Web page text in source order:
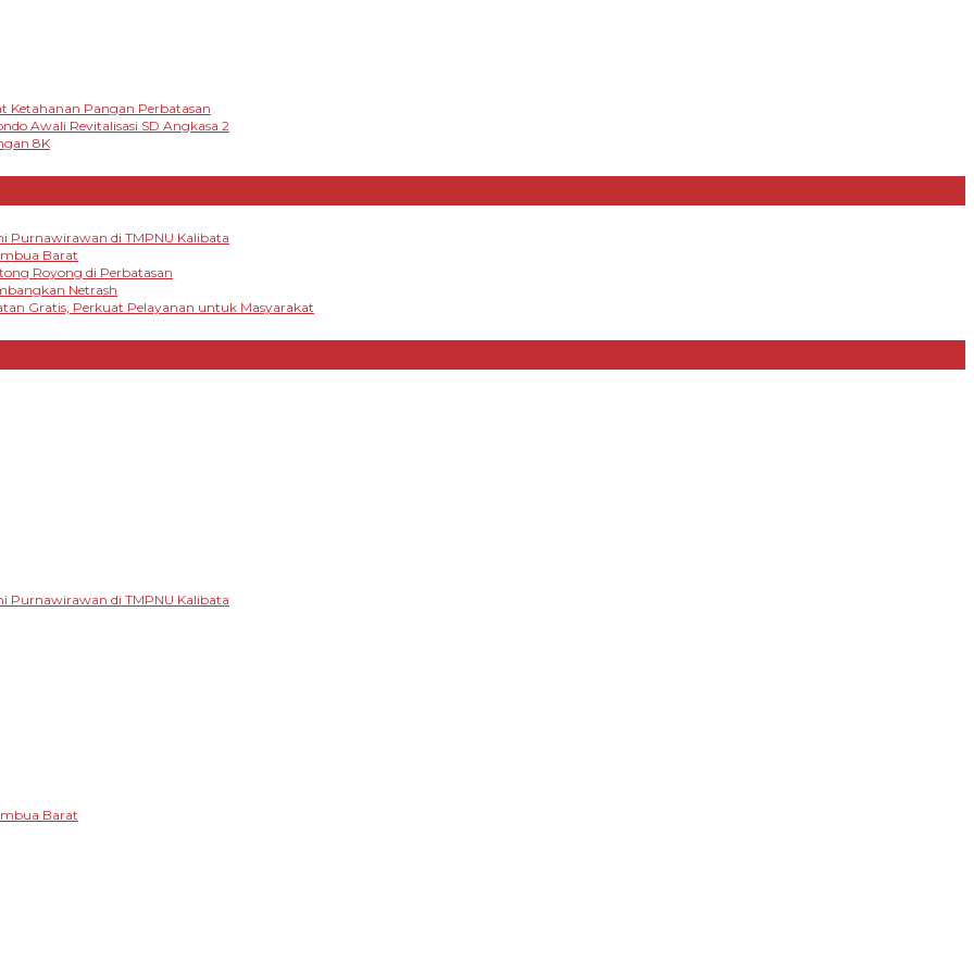
Ketahanan Pangan Perbatasan
Awali Revitalisasi SD Angkasa 2
8K
Purnawirawan di TMPNU Kalibata
Barat
Royong di Perbatasan
Netrash
Gratis, Perkuat Pelayanan untuk Masyarakat
Purnawirawan di TMPNU Kalibata
Barat